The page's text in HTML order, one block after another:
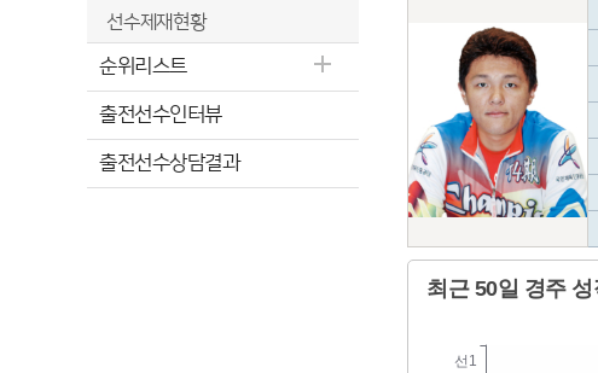
선수제재현황
순위리스트
출전선수인터뷰
출전선수상담결과